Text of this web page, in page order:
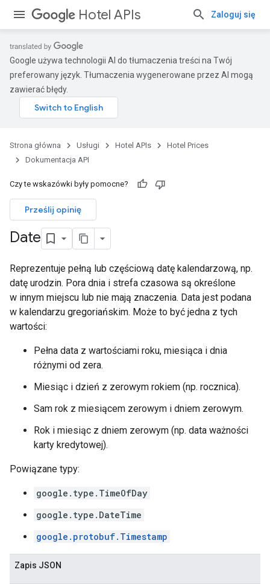
Hotel APIs Zaloguj się
Google używa technologii AI do tłumaczenia treści na Twój
preferowany język. Tłumaczenia wygenerowane przez AI mogą
zawierać błędy.
Strona główna Usługi Hotel APIs
Hotel Prices
Dokumentacja API
Czy te wskazówki były pomocne?
Prześlij opinię
Date
Reprezentuje pełną lub częściową datę kalendarzową, np.
datę urodzin. Pora dnia i strefa czasowa są określone
w innym miejscu lub nie mają znaczenia. Data jest podana
w kalendarzu gregoriańskim. Może to być jedna z tych
wartości:
Pełna data z wartościami roku, miesiąca i dnia
różnymi od zera.
Miesiąc i dzień z zerowym rokiem (np. rocznica).
Sam rok z miesiącem zerowym i dniem zerowym.
Rok i miesiąc z dniem zerowym (np. data ważności
karty kredytowej).
Powiązane typy:
google.type.TimeOfDay
google.type.DateTime
google.protobuf.Timestamp
Zapis JSON